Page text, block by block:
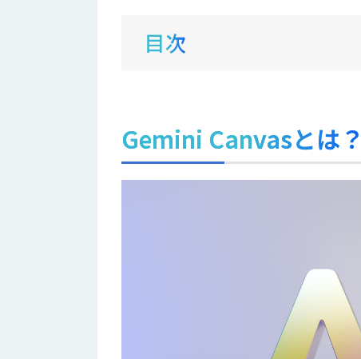
目次
Gemini Canvasとは？